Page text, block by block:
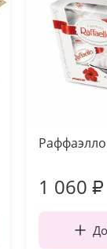
Раффаэлло
1 060 ₽